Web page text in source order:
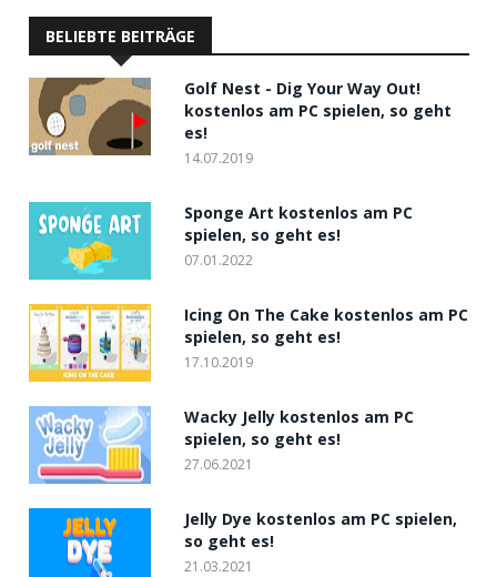
BELIEBTE BEITRÄGE
Golf Nest - Dig Your Way Out!
kostenlos am PC spielen, so geht
es!
14.07.2019
Sponge Art kostenlos am PC
spielen, so geht es!
07.01.2022
Icing On The Cake kostenlos am PC
spielen, so geht es!
17.10.2019
Wacky Jelly kostenlos am PC
spielen, so geht es!
27.06.2021
Jelly Dye kostenlos am PC spielen,
so geht es!
21.03.2021